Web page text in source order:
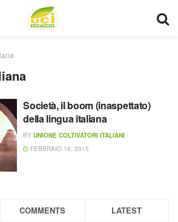
Società, il boom (inaspettato)
della lingua italiana
BY UNIONE COLTIVATORI ITALIANI
FEBBRAIO 18, 2015
COMMENTS LATEST